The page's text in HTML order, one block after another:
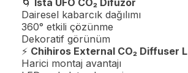
🌀 Ista UFO CO₂ Difüzör
Dairesel kabarcık dağılımı
360° etkili çözünme
Dekoratif görünüm
⚡ Chihiros External CO₂ Diffuser L
Harici montaj avantajı